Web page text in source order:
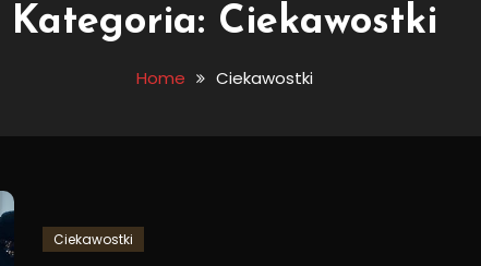
Kategoria: Ciekawostki
Home Ciekawostki
Ciekawostki